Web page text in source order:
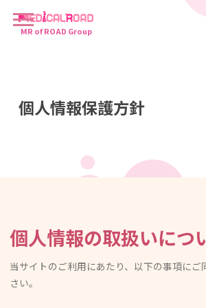
MR of ROAD Group
個人情報保護方針
個人情報の取扱いにつ
当サイトのご利用にあたり、以下の事項にご
さい。